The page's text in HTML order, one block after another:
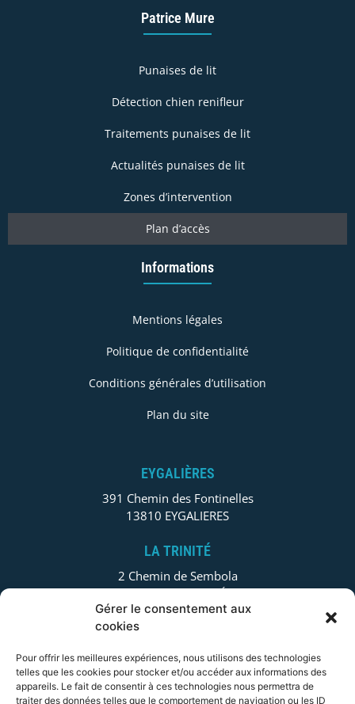
Gérer le consentement aux
cookies
Pour offrir les meilleures expériences, nous utilisons des technologies
telles que les cookies pour stocker et/ou accéder aux informations des
appareils. Le fait de consentir à ces technologies nous permettra de
traiter des données telles que le comportement de navigation ou les ID
Patrice Mure
Punaises de lit
Détection chien renifleur
Traitements punaises de lit
Actualités punaises de lit
Zones d’intervention
Plan d’accès
Informations
Mentions légales
Politique de confidentialité
Conditions générales d’utilisation
Plan du site
EYGALIÈRES
391 Chemin des Fontinelles
13810 EYGALIERES
LA TRINITÉ
2 Chemin de Sembola
06340 LA TRINITÉ
78 allée primavera Centre UBIDOCA, 18832 PRINGY
74370 ANNECY